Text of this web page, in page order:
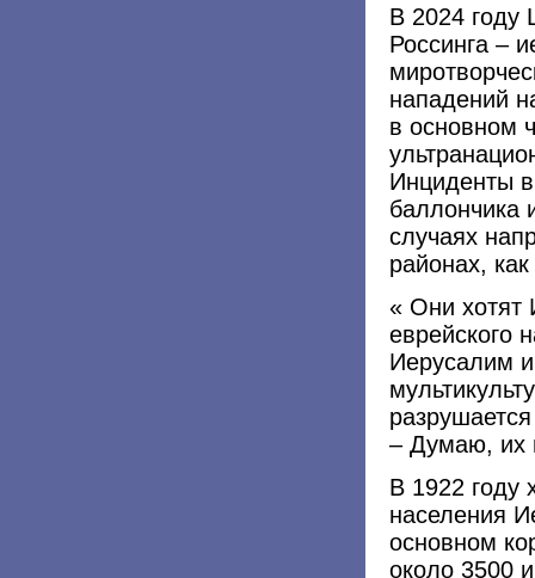
В 2024 году
Россинга –
нападений
в основном
Инциденты
баллончика
случаях
районах,
« Они хотят
еврейского
Иерусалим
– Думаю, их
В 1922 году
населения
основном
около 3500